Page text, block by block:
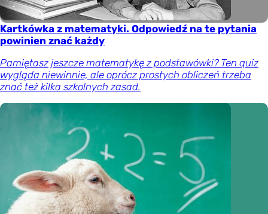
Kartkówka z matematyki. Odpowiedź na te pytania
powinien znać każdy
Pamiętasz jeszcze matematykę z podstawówki? Ten quiz
wygląda niewinnie, ale oprócz prostych obliczeń trzeba
znać też kilka szkolnych zasad.